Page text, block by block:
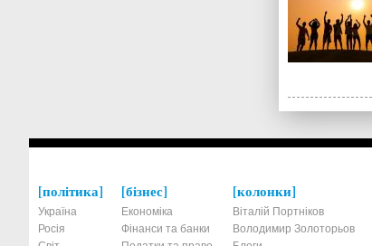
політика
Україна
Росія
бізнес
Економіка
Фінанси та банки
колонки
Віталій Портніков
Володимир Золоторьов